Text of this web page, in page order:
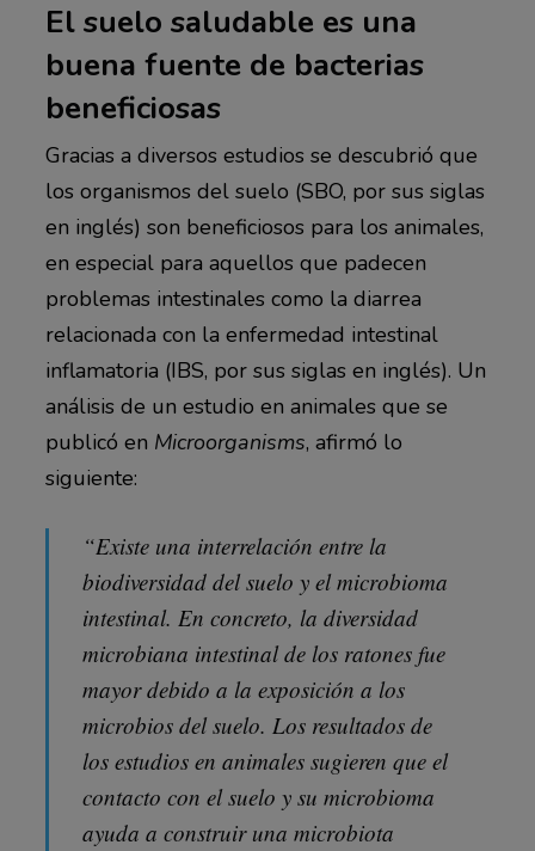
El suelo saludable es una
buena fuente de bacterias
beneficiosas
Gracias a diversos estudios se descubrió que
los organismos del suelo (SBO, por sus siglas
en inglés) son beneficiosos para los animales,
en especial para aquellos que padecen
problemas intestinales como la diarrea
relacionada con la enfermedad intestinal
inflamatoria (IBS, por sus siglas en inglés). Un
análisis de un estudio en animales que se
publicó en Microorganisms, afirmó lo
siguiente:
“Existe una interrelación entre la
biodiversidad del suelo y el microbioma
intestinal. En concreto, la diversidad
microbiana intestinal de los ratones fue
mayor debido a la exposición a los
microbios del suelo. Los resultados de
los estudios en animales sugieren que el
contacto con el suelo y su microbioma
ayuda a construir una microbiota